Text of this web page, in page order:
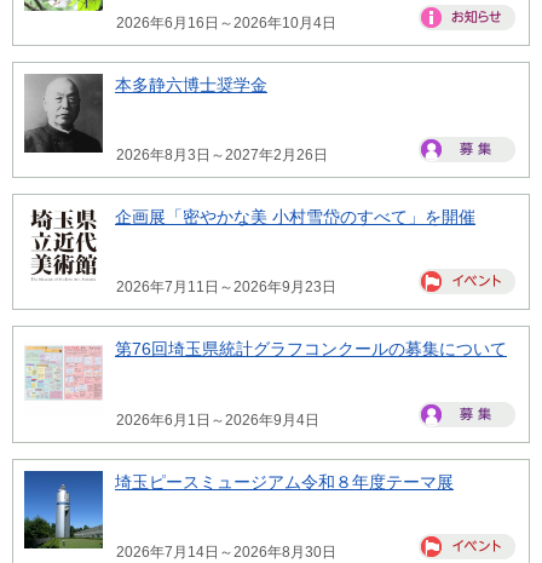
2026年6月16日～2026年10月4日
本多静六博士奨学金
2026年8月3日～2027年2月26日
企画展「密やかな美 小村雪岱のすべて」を開催
2026年7月11日～2026年9月23日
第76回埼玉県統計グラフコンクールの募集について
2026年6月1日～2026年9月4日
埼玉ピースミュージアム令和８年度テーマ展
2026年7月14日～2026年8月30日